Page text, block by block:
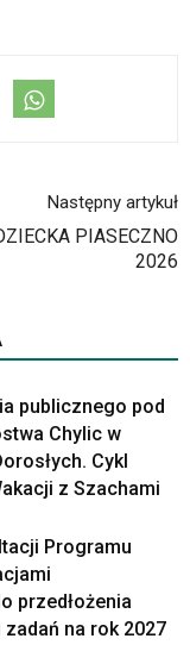
Następny artykuł
PIASECZNO
2026
publicznego pod
Chylic w
Cykl
z Szachami
Programu
przedłożenia
na rok 2027